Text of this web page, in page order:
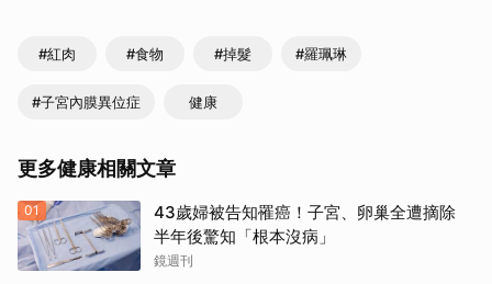
#紅肉 #食物 #掉髮 #羅珮琳
#子宮內膜異位症 健康
更多健康相關文章
01
43歲婦被告知罹癌！子宮、卵巢全遭摘除
半年後驚知「根本沒病」
鏡週刊